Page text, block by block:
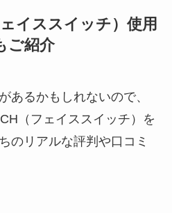
イススイッチ）使用
ご紹介
あるかもしれないので、
（フェイススイッチ）を
のリアルな評判や口コミ